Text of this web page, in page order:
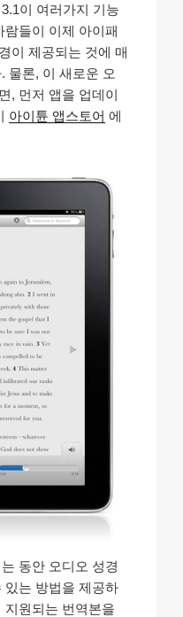
이 여러가지 기능
들이 이제 아이패
이 제공되는 것에 매
물론, 이 새로운 오
, 먼저 앱을 업데이
아이튠 앱스토어 에
동안 오디오 성경
있는 방법을 제공하
지원되는 번역본을